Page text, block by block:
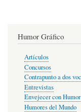
Humor Gráfico
Artículos
Concursos
Contrapunto a dos
Entrevistas
Envejecer con Humor
Humores del Mundo